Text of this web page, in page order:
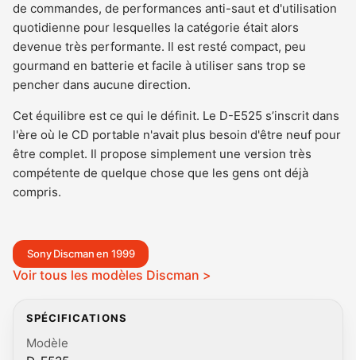
de commandes, de performances anti-saut et d'utilisation
quotidienne pour lesquelles la catégorie était alors
devenue très performante. Il est resté compact, peu
gourmand en batterie et facile à utiliser sans trop se
pencher dans aucune direction.
Cet équilibre est ce qui le définit. Le D-E525 s’inscrit dans
l'ère où le CD portable n'avait plus besoin d'être neuf pour
être complet. Il propose simplement une version très
compétente de quelque chose que les gens ont déjà
compris.
Sony Discman en 1999
Voir tous les modèles Discman >
SPÉCIFICATIONS
Modèle